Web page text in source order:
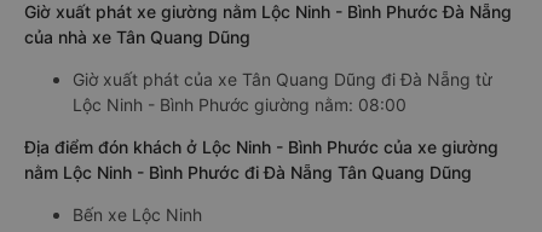
Giờ xuất phát xe giường nằm Lộc Ninh - Bình Phước Đà Nẵng
của nhà xe Tân Quang Dũng
Giờ xuất phát của xe Tân Quang Dũng đi Đà Nẵng từ
Lộc Ninh - Bình Phước giường nằm: 08:00
Địa điểm đón khách ở Lộc Ninh - Bình Phước của xe giường
nằm Lộc Ninh - Bình Phước đi Đà Nẵng Tân Quang Dũng
Bến xe Lộc Ninh